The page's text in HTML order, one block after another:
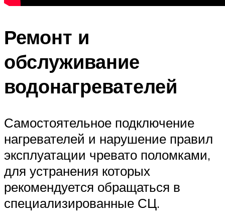
Ремонт и
обслуживание
водонагревателей
Самостоятельное подключение
нагревателей и нарушение правил
эксплуатации чревато поломками,
для устранения которых
рекомендуется обращаться в
специализированные СЦ.